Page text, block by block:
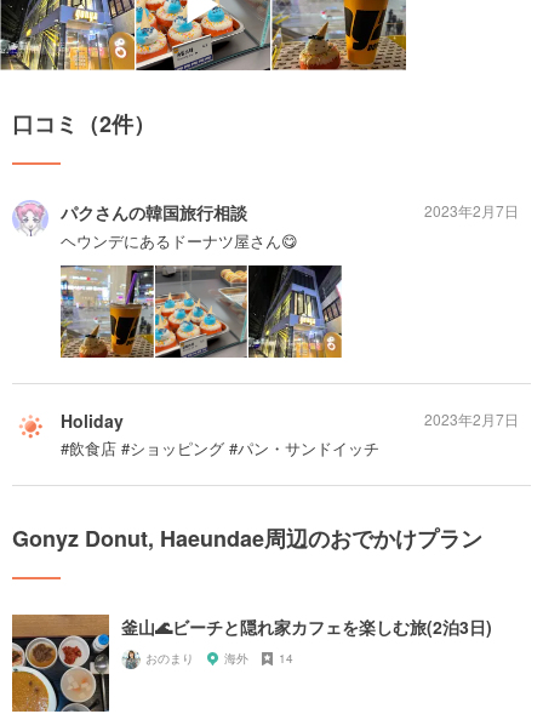
口コミ（2件）
パクさんの韓国旅行相談
ヘウンデにあるドーナツ屋さん😋
2023年2月7日
Holiday
#飲食店 #ショッピング #パン・サンドイッチ
2023年2月7日
Gonyz Donut, Haeundae周辺のおでかけプラン
釜山🌊ビーチと隠れ家カフェを楽しむ旅(2泊3日)
おのまり 海外 14